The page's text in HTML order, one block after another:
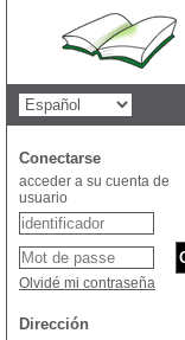
Conectarse
acceder a su cuenta de
usuario
Olvidé mi contraseña
Dirección